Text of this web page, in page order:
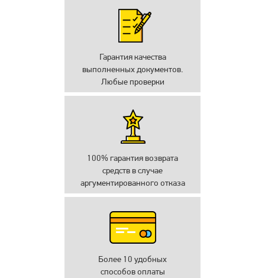
Гарантия качества
выполненных документов.
Любые проверки
100% гарантия возврата
средств в случае
аргументированного отказа
Более 10 удобных
способов оплаты